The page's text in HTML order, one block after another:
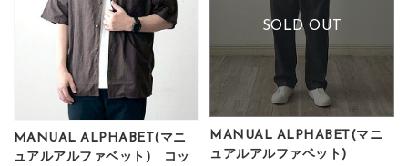
MANUAL ALPHABET(マニ
ュアルアルファベット) コッ
SOLD OUT
MANUAL ALPHABET(マニ
ュアルアルファベット)